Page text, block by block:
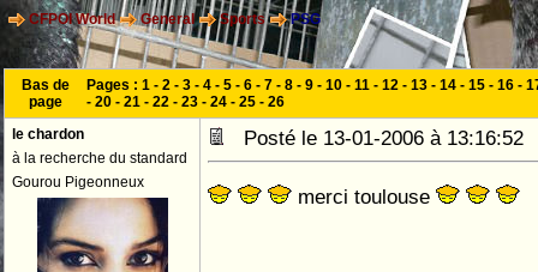
CFPOI World General Sports PSG
Bas de
page
Pages : 1 - 2 - 3 - 4 - 5 - 6 - 7 - 8 - 9 - 10 - 11 - 12 - 13 - 14 - 15 - 16 -
- 20 - 21 - 22 - 23 - 24 - 25 - 26
le chardon
à la recherche du standard
Gourou Pigeonneux
Posté le 13-01-2006 à
merci toulouse